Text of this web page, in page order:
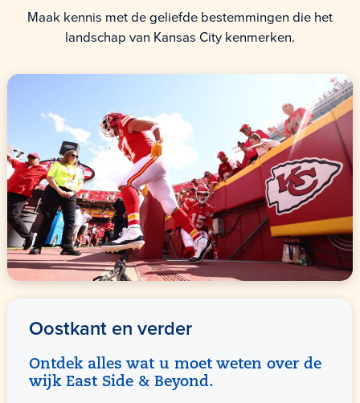
Maak kennis met de geliefde bestemmingen die het
landschap van Kansas City kenmerken.
Oostkant en verder
Ontdek alles wat u moet weten over de
wijk East Side & Beyond.